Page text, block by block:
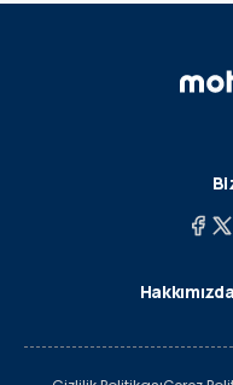
Hakkımızda